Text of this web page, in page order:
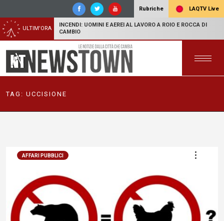
Rubriche LAQTV Live
ULTIM'ORA
INCENDI: UOMINI E AEREI AL LAVORO A ROIO E ROCCA DI
CAMBIO
TAG: UCCISIONE
AFFARI PUBBLICI